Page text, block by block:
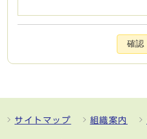
確認
サイトマップ 組織案内